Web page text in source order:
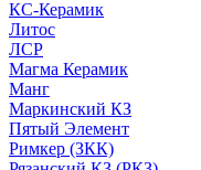
КС-Керамик
Литос
ЛСР
Магма Керамик
Манг
Маркинский КЗ
Пятый Элемент
Римкер (ЗКК)